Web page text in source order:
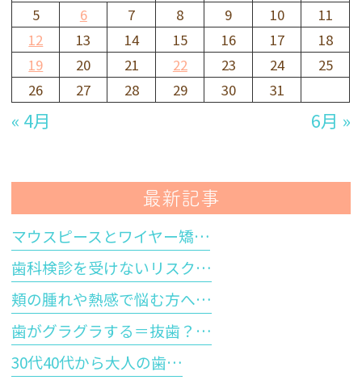
5
6 7 8 9 10
11
12
13 14 15 16 17
18
19
20 21 22 23 24
25
26
27 28 29 30 31
« 4月 6月 »
最新記事
マウスピースとワイヤー矯…
歯科検診を受けないリスク…
頬の腫れや熱感で悩む方へ…
歯がグラグラする＝抜歯？…
30代40代から大人の歯…